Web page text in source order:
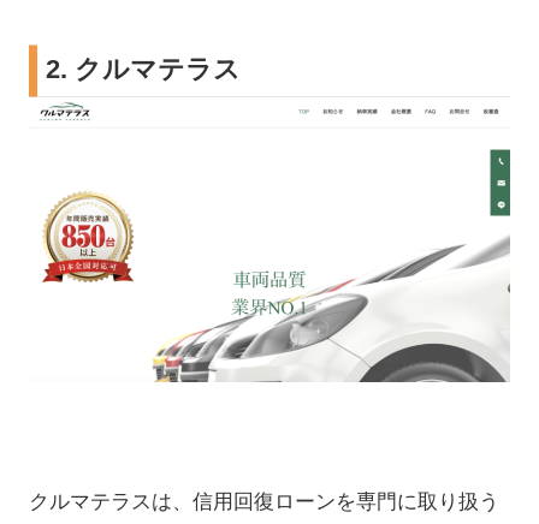
2. クルマテラス
クルマテラスは、信用回復ローンを専門に取り扱う